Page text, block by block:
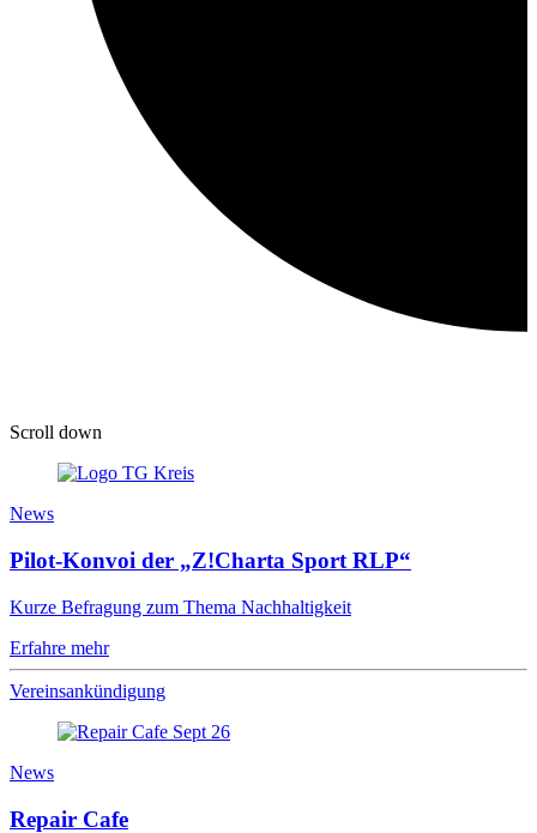
Scroll down
News
Pilot-Konvoi der „Z!Charta Sport RLP“
Kurze Befragung zum Thema Nachhaltigkeit
Erfahre mehr
Vereinsankündigung
News
Repair Cafe